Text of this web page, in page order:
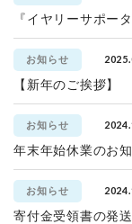
『イヤリーサポー
お知らせ
【新年のご挨拶】
お知らせ
年末年始休業のお
お知らせ
寄付金受領書の発